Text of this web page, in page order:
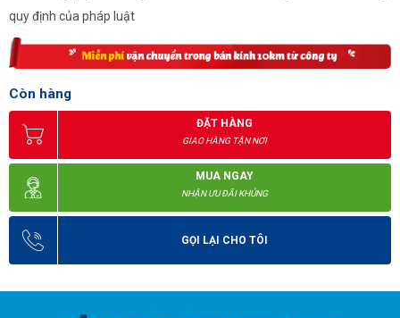
quy định của pháp luật
Còn hàng
ĐẶT HÀNG
GIAO HÀNG TẬN NƠI
MUA NGAY
NHẬN ƯU ĐÃI KHỦNG
GỌI LẠI CHO TÔI